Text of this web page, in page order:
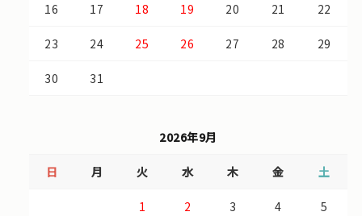
16 17 18 19 20 21 22
23 24 25 26 27 28 29
30 31
2026年9月
日 月 火 水 木 金 土
1 2 3 4 5